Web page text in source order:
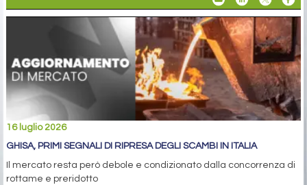
16 luglio 2026
GHISA, PRIMI SEGNALI DI RIPRESA DEGLI SCAMBI IN ITALIA
Il mercato resta però debole e condizionato dalla concorrenza di
rottame e preridotto